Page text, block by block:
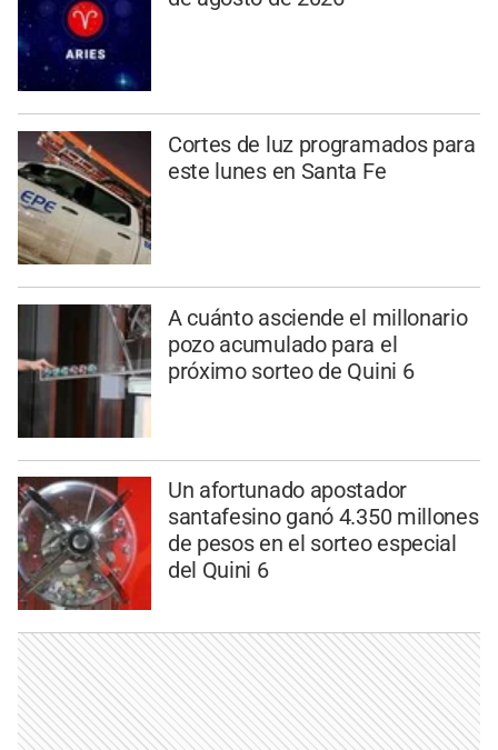
Cortes de luz programados para
este lunes en Santa Fe
A cuánto asciende el millonario
pozo acumulado para el
próximo sorteo de Quini 6
Un afortunado apostador
santafesino ganó 4.350 millones
de pesos en el sorteo especial
del Quini 6